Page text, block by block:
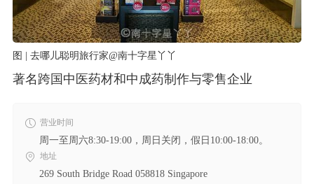
图 | 去哪儿聪明旅行家@南十字星丫丫
著名跨国中医药材和中成药制作与零售企业
营业时间
周一至周六8:30-19:00，周日关闭，假日10:00-18:00。
地址
269 South Bridge Road 058818 Singapore